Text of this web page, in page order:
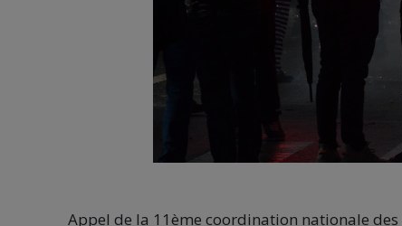
Appel de la 11ème coordination nationale